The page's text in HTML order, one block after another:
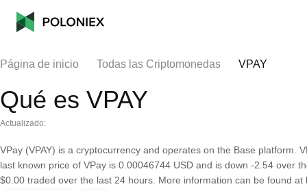
Página de inicio Todas las Criptomonedas VPAY
Qué es VPAY
Actualizado:
VPay (VPAY) is a cryptocurrency and operates on the Base platform.
last known price of VPay is 0.00046744 USD and is down -2.54 over
$0.00 traded over the last 24 hours. More information can be found at